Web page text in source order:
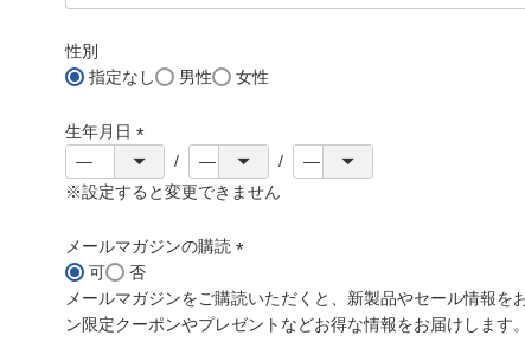
)
性別
指定なし
男性 女性
生年月日
(
必
)
※設定すると変更できません
メールマガジンの購読
必
須
可
否
メールマガジンをご購読いただくと、新製品やセール情報を
ン限定クーポンやプレゼントなどお得な情報をお届けします。